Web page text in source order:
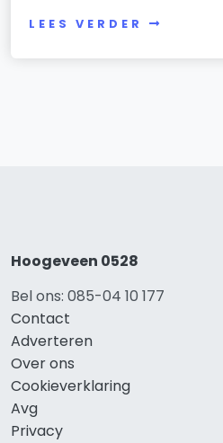
LEES VERDER
Hoogeveen 0528
Bel ons: 085-04 10 177
Contact
Adverteren
Over ons
Cookieverklaring
Avg
Privacy